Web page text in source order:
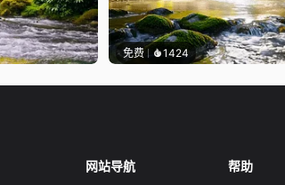
免费 1424
网站导航 帮助